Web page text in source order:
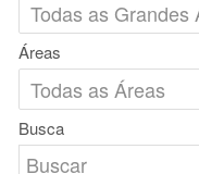
Áreas
Busca